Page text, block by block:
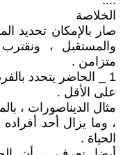
الخلاصة
صار بالإمكان تحديد
والمستقبل ،
متزامن .
1 _ الحاضر يتحدد
على الأقل .
مثال الديناصورات ،
، وما يزال أحد
الحياة .